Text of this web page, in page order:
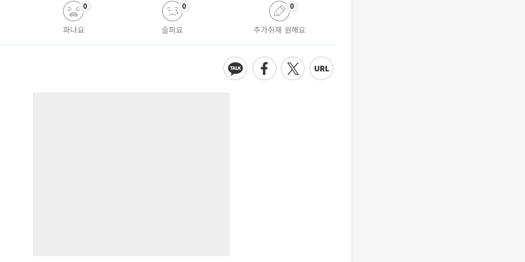
화나요
0
슬퍼요
0
추가취재 원해요
0